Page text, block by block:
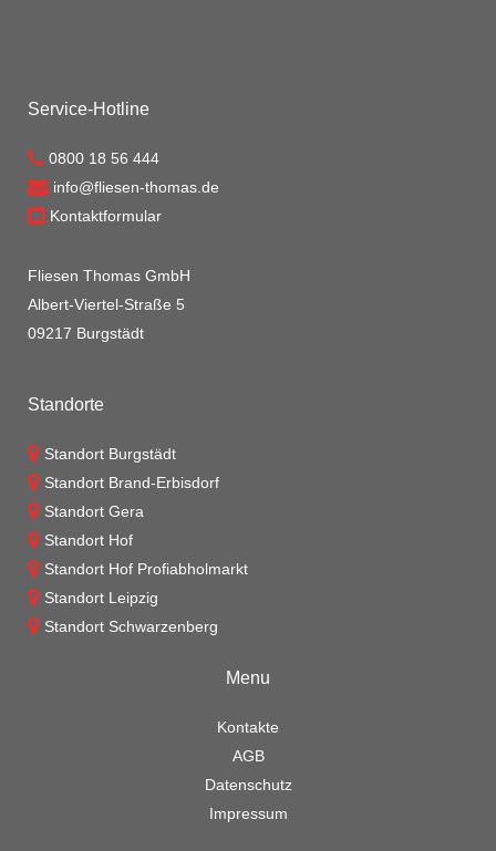
Service-Hotline
0800 18 56 444
info@fliesen-thomas.de
Kontaktformular
Fliesen Thomas GmbH
Albert-Viertel-Straße 5
09217 Burgstädt
Standorte
Standort Burgstädt
Standort Brand-Erbisdorf
Standort Gera
Standort Hof
Standort Hof Profiabholmarkt
Standort Leipzig
Standort Schwarzenberg
Menu
Kontakte
AGB
Datenschutz
Impressum